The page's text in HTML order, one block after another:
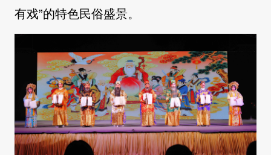
有戏”的特色民俗盛景。